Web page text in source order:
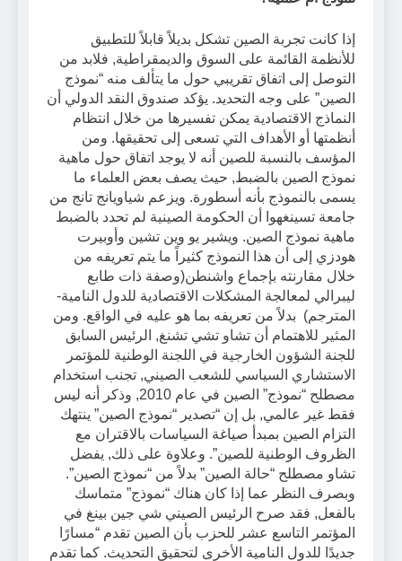
إذا كانت تجربة الصين تشكل بديلاً قابلاً للتطبيق
للأنظمة القائمة على السوق والديمقراطية, فلابد من
التوصل إلى اتفاق تقريبي حول ما يتألف منه “نموذج
الصين” على وجه التحديد. يؤكد صندوق النقد الدولي أن
النماذج الاقتصادية يمكن تفسيرها من خلال انتظام
أنظمتها أو الأهداف التي تسعى إلى تحقيقها. ومن
المؤسف بالنسبة للصين أنه لا يوجد اتفاق حول ماهية
نموذج الصين بالضبط, حيث يصف بعض العلماء ما
يسمى بالنموذج بأنه أسطورة. ويزعم شياويانج تانج من
جامعة تسينغهوا أن الحكومة الصينية لم تحدد بالضبط
ماهية نموذج الصين. ويشير يو وين تشين وأوبيرت
هودزي إلى أن هذا النموذج كثيراً ما يتم تعريفه من
خلال مقارنته بإجماع واشنطن(وصفة ذات طابع
ليبرالي لمعالجة المشكلات الاقتصادية للدول النامية-
المترجم) بدلاً من تعريفه بما هو عليه في الواقع. ومن
المثير للاهتمام أن تشاو تشي تشنغ, الرئيس السابق
للجنة الشؤون الخارجية في اللجنة الوطنية للمؤتمر
الاستشاري السياسي للشعب الصيني, تجنب استخدام
مصطلح “نموذج” الصين في عام 2010, وذكر أنه ليس
فقط غير عالمي, بل إن “تصدير “نموذج الصين” ينتهك
التزام الصين بمبدأ صياغة السياسات بالاقتران مع
الظروف الوطنية للصين”. وعلاوة على ذلك, يفضل
تشاو مصطلح “حالة الصين” بدلاً من “نموذج الصين”.
وبصرف النظر عما إذا كان هناك “نموذج” متماسك
بالفعل, فقد صرح الرئيس الصيني شي جين بينغ في
المؤتمر التاسع عشر للحزب بأن الصين تقدم “مسارًا
جديدًا للدول النامية الأخرى لتحقيق التحديث. كما تقدم